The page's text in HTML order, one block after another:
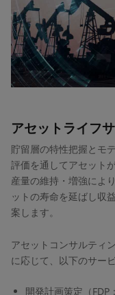
アセットライフ
貯留層の特性把握とモ
評価を通してアセット
産量の維持・増強によ
ットの寿命を延ばし収
案します。
アセットコンサルティ
に応じて、以下のサー
開発計画策定（